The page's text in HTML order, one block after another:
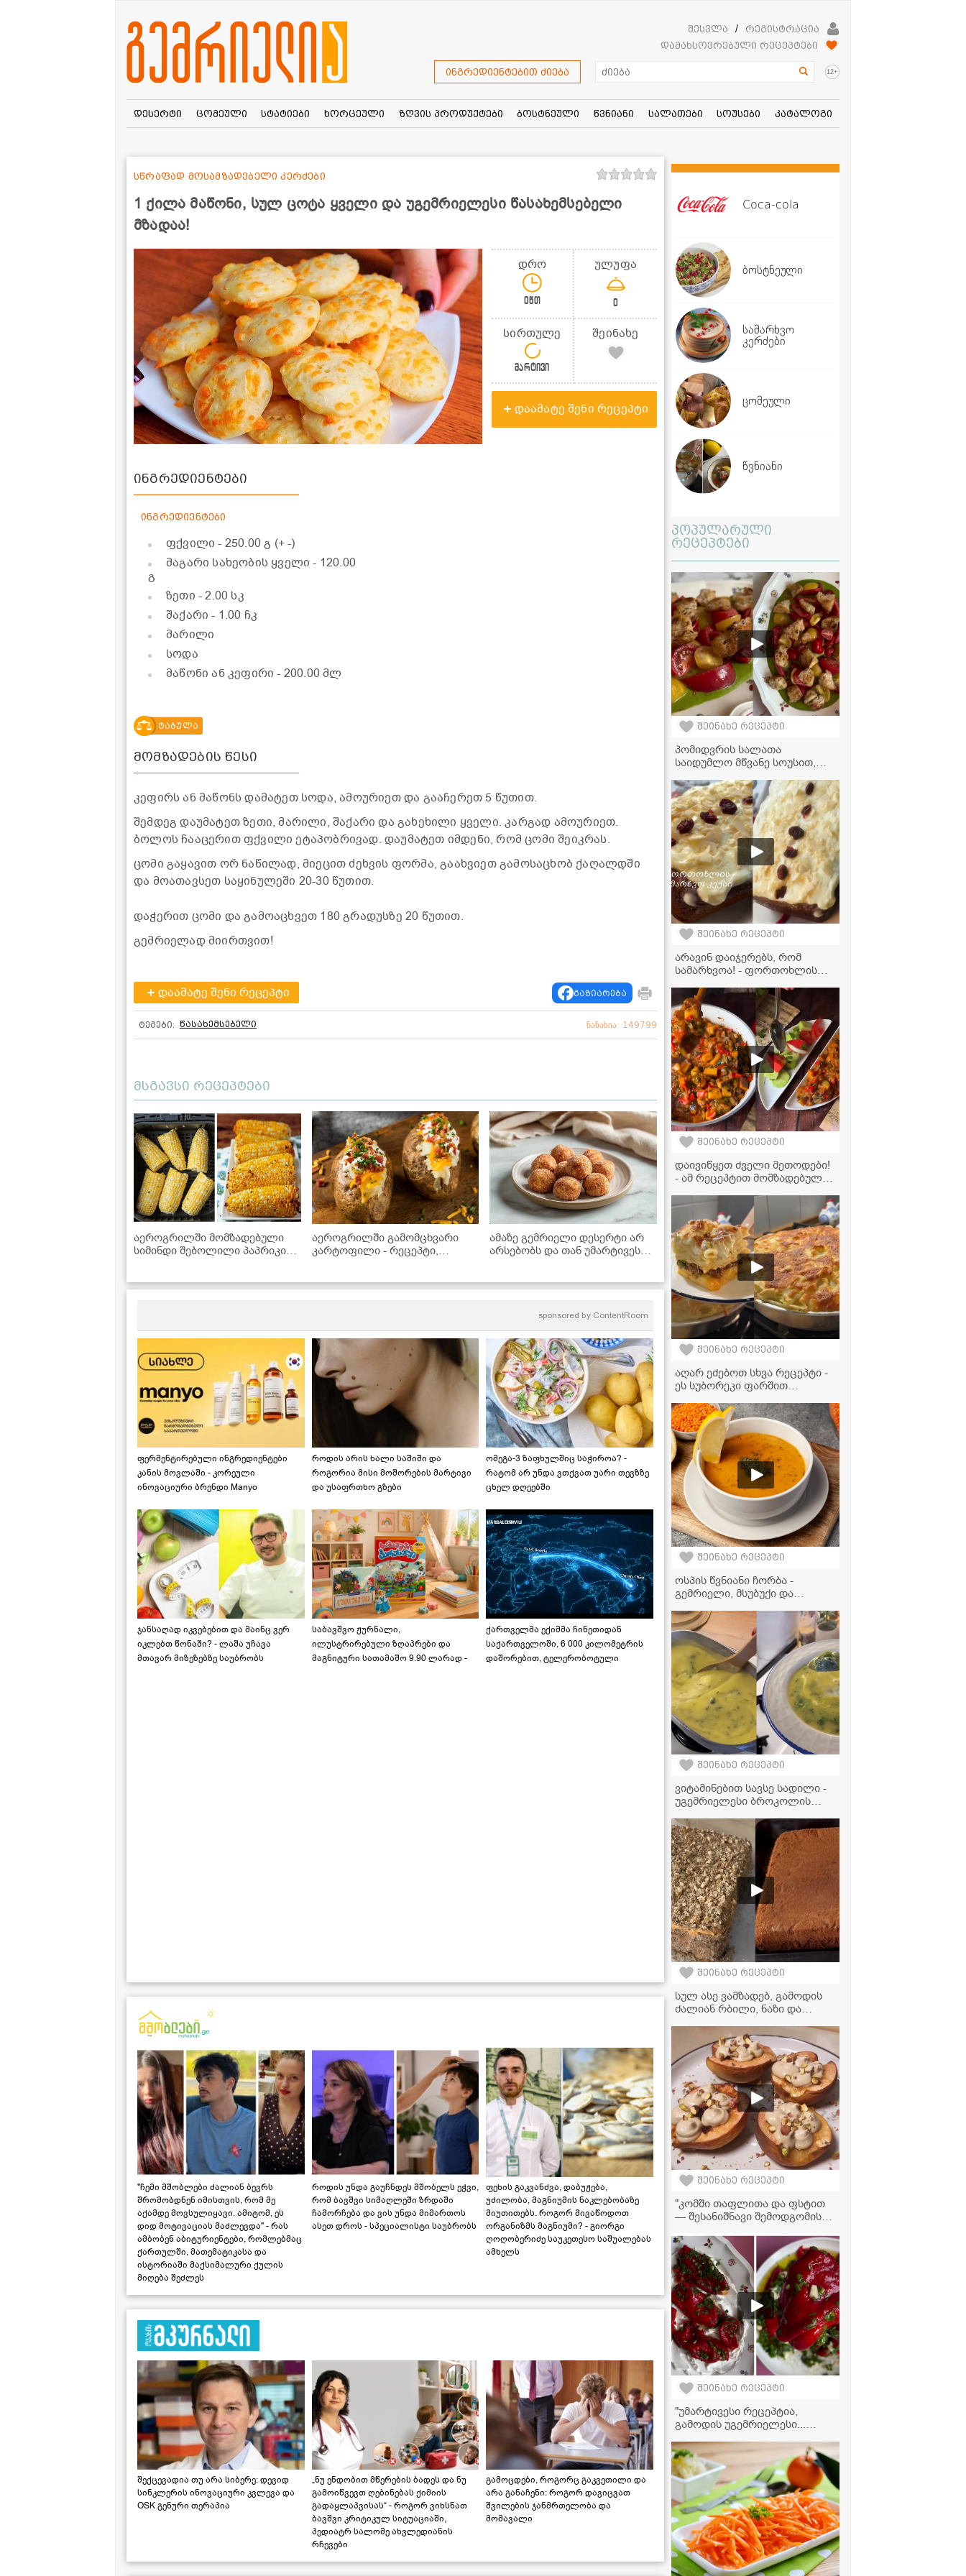
შესვლა /
რეგისტრაცია
დამახსოვრებული რეცეპტები
ინგრედიენტებით ძიება 12+
დესერტი ცომეული სტატიები ხორცეული ზღვის პროდუქტები ბოსტნეული წვნიანი სალათები სოუსები კატალოგი
1 ქილა მაწონი, სულ ცოტა ყველი და უგემრიელესი წასახემსებელი
მზადაა!
სწრაფად მოსამზადებელი კერძები
დრო
0წთ
ულუფა
0
სირთულე
მარტივი
შეინახე
დაამატე შენი რეცეპტი
ინგრედიენტები
ინგრედიენტები
ფქვილი- 250.00 გ (+ -)
მაგარი სახეობის ყველი- 120.00
გ
ზეთი - 2.00 სკ
შაქარი- 1.00 ჩკ
მარილი
სოდა
მაწონი ან კეფირი- 200.00 მლ
ტაბულა
მომზადების წესი
კეფირს ან მაწონს დამატეთ სოდა, ამოურიეთ და გააჩერეთ 5 წუთით.
შემდეგ დაუმატეთ ზეთი, მარილი, შაქარი და გახეხილი ყველი. კარგად ამოურიეთ.
ბოლოს ჩააცერით ფქვილი ეტაპობრივად. დაუმატეთ იმდენი, რომ ცომი შეიკრას.
ცომი გაყავით ორ ნაწილად, მიეცით ძეხვის ფორმა, გაახვიეთ გამოსაცხობ ქაღალდში
და მოათავსეთ საყინულეში 20-30 წუთით.
დაჭერით ცომი და გამოაცხვეთ 180 გრადუსზე 20 წუთით.
გემრიელად მიირთვით!
დაამატე შენი რეცეპტი გაზიარება
ტეგები: წასახემსებელი ნანახია: 149799
მსგავსი რეცეპტები
აეროგრილში მომზადებული
სიმინდი შებოლილი პაპრიკითა
აეროგრილში გამომცხვარი
კარტოფილი - რეცეპტი,
ამაზე გემრიელი დესერტი არ
არსებობს და თან უმარტივესად
sponsored by ContentRoom
ფერმენტირებული ინგრედიენტები
კანის მოვლაში - კორეული
ინოვაციური ბრენდი Manyo
როდის არის ხალი საშიში და
როგორია მისი მოშორების მარტივი
და უსაფრთხო გზები
ომეგა-3 ზაფხულშიც საჭიროა? -
რატომ არ უნდა ვთქვათ უარი თევზზე
ცხელ დღეებში
ჯანსაღად იკვებებით და მაინც ვერ
იკლებთ წონაში? - ლაშა უჩავა
მთავარ მიზეზებზე საუბრობს
საბავშვო ჟურნალი,
ილუსტრირებული ზღაპრები და
მაგნიტური სათამაშო 9.90 ლარად -
ქართველმა ექიმმა ჩინეთიდან
საქართველოში, 6 000 კილომეტრის
დაშორებით, ტელერობოტული
"ჩემი მშობლები ძალიან ბევრს
შრომობდნენ იმისთვის, რომ მე
აქამდე მოვსულიყავი. ამიტომ, ეს
დიდ მოტივაციას მაძლევდა" - რას
ამბობენ აბიტურიენტები, რომლებმაც
ქართულში, მათემატიკასა და
ისტორიაში მაქსიმალური ქულის
მიღება შეძლეს
როდის უნდა გაუჩნდეს მშობელს ეჭვი,
რომ ბავშვი სიმაღლეში ზრდაში
ჩამორჩება და ვის უნდა მიმართოს
ასეთ დროს - სპეციალისტი საუბრობს
ფეხის გაკვანძვა, დაბუჟება,
უძილობა, მაგნიუმის ნაკლებობაზე
მიუთითებს. როგორ მივაწოდოთ
ორგანიზმს მაგნიუმი? - გიორგი
ღოღობერიძე საუკეთესო საშუალებას
ამხელს
შექცევადია თუ არა სიბერე: დევიდ
სინკლერის ინოვაციური კვლევა და
OSK გენური თერაპია
„ნუ ენდობით მწერების ბადეს და ნუ
გამოიწვევთ ღებინებას ქიმიის
გადაყლაპვისას“ - როგორ ვიხსნათ
ბავშვი კრიტიკულ სიტუაციაში,
პედიატრ სალომე ახვლედიანის
რჩევები
გამოცდები, როგორც გაკვეთილი და
არა განაჩენი: როგორ დავიცვათ
შვილების ჯანმრთელობა და
მომავალი
Coca-cola
ბოსტნეული
სამარხვო
კერძები
ცომეული
წვნიანი
პოპულარული
რეცეპტები
შეინახე რეცეპტი
პომიდვრის სალათა
საიდუმლო მწვანე სოუსით,
დაიპყრო!
შეინახე რეცეპტი
არავინ დაიჯერებს, რომ
სამარხვოა! - ფორთოხლის
შეინახე რეცეპტი
დაივიწყეთ ძველი მეთოდები!
- ამ რეცეპტით მომზადებული
წვნიანი და გემრიელი
გამოდის
შეინახე რეცეპტი
აღარ ეძებოთ სხვა რეცეპტი -
ეს სუბორეკი ფარშით
შეინახე რეცეპტი
ოსპის წვნიანი ჩორბა -
გემრიელი, მსუბუქი და
შეინახე რეცეპტი
ვიტამინებით სავსე სადილი -
უგემრიელესი ბროკოლის
შეინახე რეცეპტი
სულ ასე ვამზადებ, გამოდის
ძალიან რბილი, ნაზი და
"იდეალის" ფირფიტების
მარტივი რეცეპტი
შეინახე რეცეპტი
"კომში თაფლითა და ფსტით
— შესანიშნავი შემოდგომის
მარტივად მზადდება და თან
საოცრად ელეგანტურად
გამოიყურება" -
ვიდეორეცეპტი
შეინახე რეცეპტი
"უმარტივესი რეცეპტია,
გამოდის უგემრიელესი...
ტკბილი წიწაკის მარტივი
მარინადი